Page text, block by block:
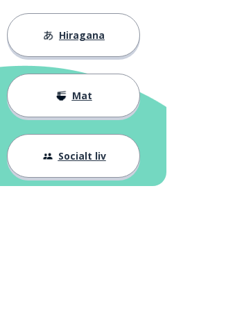
Hiragana
Mat
Socialt liv